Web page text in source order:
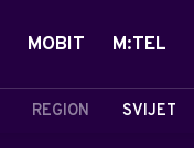
REGION SVIJET
MOBIT M:TEL